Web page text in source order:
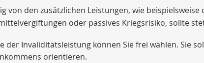
von den zusätzlichen Leistungen, wie
oder passives Kriegsrisiko, sollte
der Invaliditätsleistung können Sie frei wählen. Sie
orientieren.